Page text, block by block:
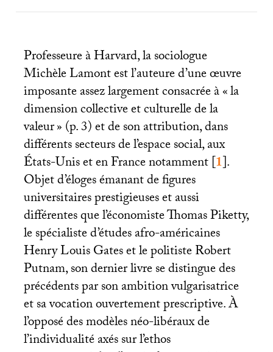
Professeure à Harvard, la sociologue
Michèle Lamont est l’auteure d’une œuvre
imposante assez largement consacrée à «la
dimension collective et culturelle de la
valeur» (p. 3) et de son attribution, dans
différents secteurs de l’espace social, aux
États-Unis et en France notamment[1].
Objet d’éloges émanant de figures
universitaires prestigieuses et aussi
différentes que l’économiste Thomas Piketty,
le spécialiste d’études afro-américaines
Henry Louis Gates et le politiste Robert
Putnam, son dernier livre se distingue des
précédents par son ambition vulgarisatrice
et sa vocation ouvertement prescriptive. À
l’opposé des modèles néo-libéraux de
l’individualité axés sur l’ethos